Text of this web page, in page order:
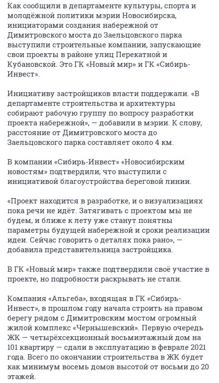
Как сообщили в департаменте культуры, спорта и
молодёжной политики мэрии Новосибирска,
инициаторами создания набережной от
Димитровского моста до Заельцовского парка
выступили строительные компании, запускающие
свои проекты в районе улиц Перекатной и
Кубановской. Это ГК «Новый мир» и ГК «Сибирь-
Инвест».
Инициативу застройщиков власти поддержали. «В
департаменте строительства и архитектуры
собирают рабочую группу по вопросу разработки
проекта набережной», — добавили в мэрии. К слову,
расстояние от Димитровского моста до
Заельцовского парка составляет около 4 км.
В компании «Сибирь-Инвест» «Новосибирским
новостям» подтвердили, что выступили с
инициативой благоустройства береговой линии.
«Проект находится в разработке, и о визуализациях
пока речи не идёт. Затягивать с проектом мы не
будем, и ближе к лету уже станут понятны
параметры будущей набережной и сроки реализации
идеи. Сейчас говорить о деталях пока рано», —
добавила представительница застройщика.
В ГК «Новый мир» также подтвердили своё участие в
проекте, но подробности раскрывать не стали.
Компания «Альгеба», входящая в ГК «Сибирь-
Инвест», в прошлом году начала строить на правом
берегу рядом с Димитровским мостом огромный
жилой комплекс «Чернышевский». Первую очередь
ЖК — четырёхсекционный восьмиэтажный дом на
101 квартиру — сдали в эксплуатацию в феврале 2021
года. Всего по окончании строительства в ЖК будет
как минимум восемь домов высотой от восьми до 20
этажей.